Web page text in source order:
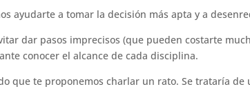
ayudarte a tomar la decisión más apta y a
dar pasos imprecisos (que pueden costarte
conocer el alcance de cada disciplina.
que te proponemos charlar un rato. Se trataría de